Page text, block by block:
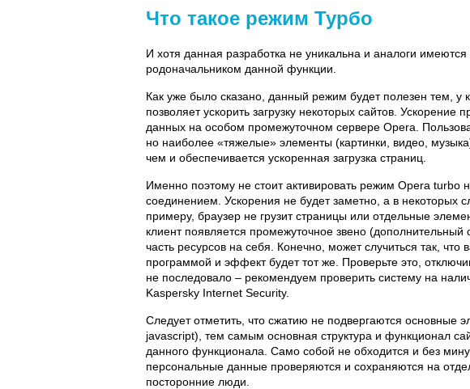
Что такое режим Турбо
И хотя данная разработка не уникальна и аналоги
родоначальником данной функции.
Как уже было сказано, данный режим будет полезен тем, у
позволяет ускорить загрузку некоторых сайтов.
данных на особом промежуточном сервере Opera.
но наиболее «тяжелые» элементы (картинки, видео,
чем и обеспечивается ускоренная загрузка страниц.
Именно поэтому не стоит активировать режим Opera turbo
соединением. Ускорения не будет заметно, а в некоторых
примеру, браузер не грузит страницы или отдельные
клиент появляется промежуточное звено
часть ресурсов на себя. Конечно, может случиться так,
программой и эффект будет тот же. Проверьте это,
не последовало – рекомендуем проверить систему на
Kaspersky Internet Security.
Следует отметить, что сжатию не подвергаются основные
javascript), тем самым основная структура и функционал
данного функционала. Само собой не обходится и без
персональные данные проверяются и сохраняются на
посторонние люди.